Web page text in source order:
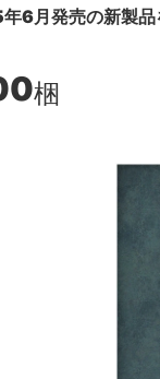
6月発売の新製品
梱